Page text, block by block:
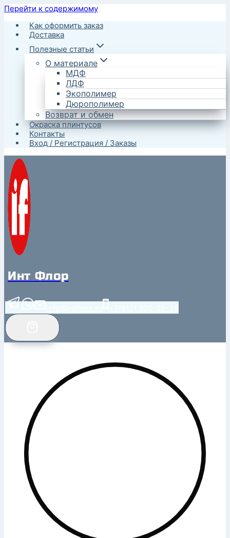
Перейти к содержимому
Как оформить заказ
Доставка
Полезные статьи
О материале
МДФ
ЛДФ
Экополимер
Дюрополимер
Возврат и обмен
Окраска плинтусов
Контакты
Вход / Регистрация / Заказы
Инт Флор